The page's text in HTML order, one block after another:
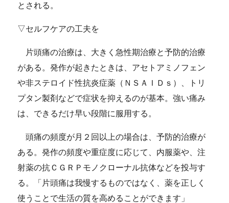
とされる。
▽セルフケアの工夫を
片頭痛の治療は、大きく急性期治療と予防的治療
がある。発作が起きたときは、アセトアミノフェン
や非ステロイド性抗炎症薬（ＮＳＡＩＤｓ）、トリ
プタン製剤などで症状を抑えるのが基本。強い痛み
は、できるだけ早い段階に服用する。
頭痛の頻度が月２回以上の場合は、予防的治療が
ある。発作の頻度や重症度に応じて、内服薬や、注
射薬の抗ＣＧＲＰモノクローナル抗体などを投与す
る。「片頭痛は我慢するものではなく、薬を正しく
使うことで生活の質を高めることができます」